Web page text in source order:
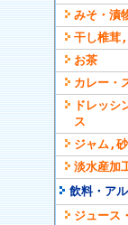
みそ・漬
干し椎茸
お茶
カレー・
ドレッ
ス
ジャム,
淡水産加
飲料・ア
ジュース